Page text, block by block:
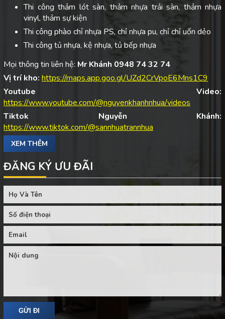
Thi công thảm lót sàn, thảm nhựa trải sàn, thảm nhựa
vinyl, thảm sự kiện
Thi công phào chỉ nhựa PS, chỉ nhựa pu, chỉ chỉ uốn dẻo
Thi công tủ nhựa, kệ nhựa, tủ bếp nhựa
Mọi thông tin liên hệ: Mr Khánh 0948 74 32 74
Vị trí kho: https://maps.app.goo.gl/UZd2CrVpoE6Mns1C9
Youtube Video:
https://www.youtube.com/@nguyenkhanhnhua/videos
Tiktok Nguyễn Khánh:
https://www.tiktok.com/@sannhuatrannhua
XEM THÊM
ĐĂNG KÝ ƯU ĐÃI